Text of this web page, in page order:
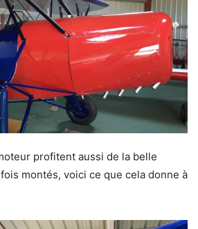
profitent aussi de la belle
montés, voici ce que cela donne à